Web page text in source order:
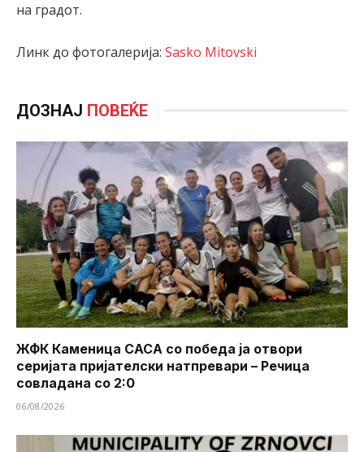
на градот.
Линк до фотогалерија: Sasko Mitovski
ДОЗНАЈ ПОВЕЌЕ
ЖФК Каменица САСА со победа ја отвори
серијата пријателски натпревари – Речица
совладана со 2:0
06/08/2026